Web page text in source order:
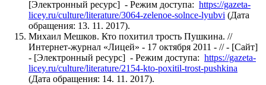
[Электронный ресурс] - Режим доступа: https://gazeta-
licey.ru/culture/literature/3064-zelenoe-solnce-lyubvi (Дата
обращения: 13. 11. 2017).
Михаил Мешков. Кто похитил трость Пушкина. //
Интернет-журнал «Лицей» - 17 октября 2011 - // - [Сайт]
- [Электронный ресурс] - Режим доступа: https://gazeta-
licey.ru/culture/literature/2154-kto-poxitil-trost-pushkina
(Дата обращения: 14. 11. 2017).